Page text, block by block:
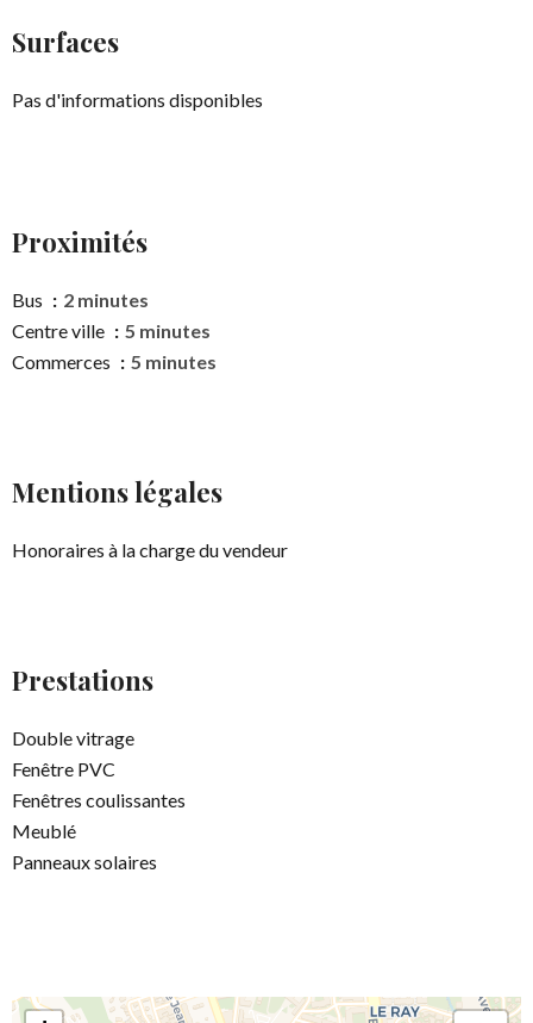
Surfaces
Pas d'informations disponibles
Proximités
Bus
2 minutes
Centre ville
5 minutes
Commerces
5 minutes
Mentions légales
Honoraires à la charge du vendeur
Prestations
Double vitrage
Fenêtre PVC
Fenêtres coulissantes
Meublé
Panneaux solaires